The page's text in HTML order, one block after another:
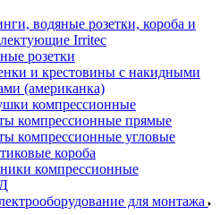
водяные розетки, короба и
Irritec
розетки
и крестовины с накидными
(американка)
компрессионные
компрессионные прямые
компрессионные угловые
короба
компрессионные
для монтажа